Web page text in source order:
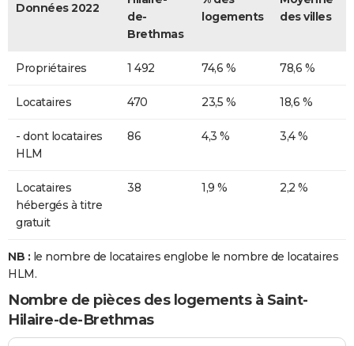
Données 2022
de-
Brethmas
logements
des villes
Propriétaires 1 492 74,6 % 78,6 %
Locataires 470 23,5 % 18,6 %
- dont locataires
HLM
86 4,3 % 3,4 %
Locataires
hébergés à titre
gratuit
38 1,9 % 2,2 %
NB : le nombre de locataires englobe le nombre de locataires
HLM.
Nombre de pièces des logements à Saint-
Hilaire-de-Brethmas